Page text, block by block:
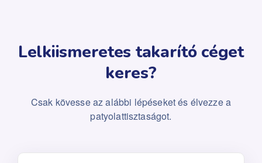
Lelkiismeretes takarító céget
keres?
Csak kövesse az alábbi lépéseket és élvezze a
patyolattisztaságot.